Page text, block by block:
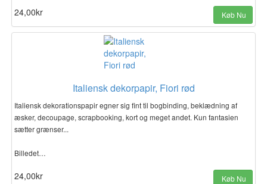
24,00kr Køb Nu
Italiensk dekorpapir, Fiori rød
Italiensk dekorationspapir egner sig fint til bogbinding, beklædning af
æsker, decoupage, scrapbooking, kort og meget andet. Kun fantasien
sætter grænser...
Billedet…
24,00kr Køb Nu